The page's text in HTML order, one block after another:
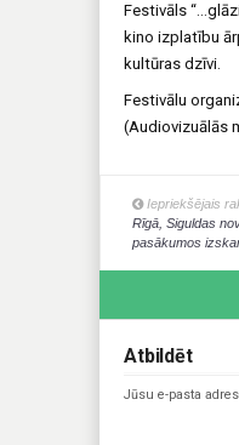
Festivāls
kino izplatību
kultūras dzīvi.
Festivālu
(Audiovizuālās
Iepriekšējais
Rīgā, Siguldas
pasākumos
Atbildēt
Jūsu e-pasta